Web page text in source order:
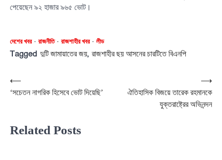
পেয়েছেন ৯২ হাজার ৯৬৫ ভোট।
দেশের খবর রাজনীতি রাজশাহীর খবর লীড
Tagged দুটি জামায়াতের জয়, রাজশাহীর ছয় আসনের চারটিতে বিএনপি
Post
navigation
⟵
‘সচেতন নাগরিক হিসেবে ভোট দিয়েছি’
ঐতিহাসিক বিজয়ে তারেক রহমানকে
যুক্তরাষ্ট্রের অভিনন্দন
⟶
Related Posts